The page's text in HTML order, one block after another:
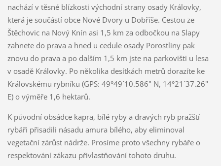
nachází v těsné blízkosti východní strany osady Královky,
která je součástí obce Nové Dvory u Dobříše. Cestou ze
Štěchovic na Nový Knín asi 1,5 km za odbočkou na Slapy
zahnete do prava a hned u cedule osady Porostliny pak
znovu do prava a po dalším 1,5 km jste na parkovišti u lesa
v osadě Královky. Po několika desítkách metrů dorazíte ke
Královskému rybníku (GPS: 49°49´10.586" N, 14°21´37.26"
E) o výměře 1,6 hektarů.
K původní obsádce kapra, bílé ryby a dravých ryb pražští
rybáři přisadili násadu amura bílého, aby eliminoval
vegetační zárůst nádrže. Prosíme proto všechny rybáře o
respektování zákazu přivlastňování tohoto druhu.